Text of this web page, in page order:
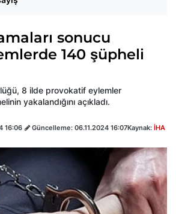
sonucu
140 şüpheli
8 ilde provokatif eylemler
yakalandığını açıkladı.
16:06 Güncelleme: 06.11.2024 16:07Kaynak: İHA